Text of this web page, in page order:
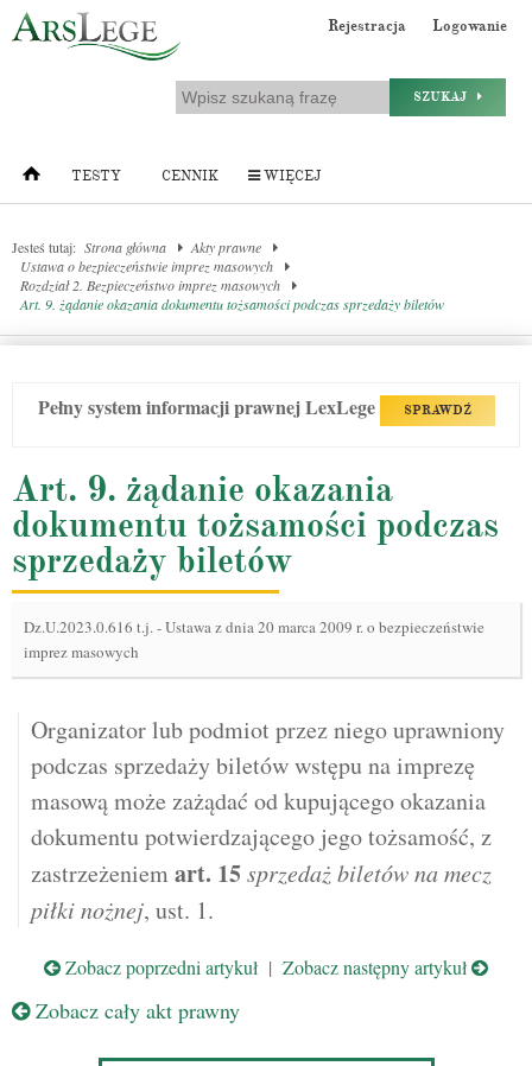
Rejestracja Logowanie
SZUKAJ
TESTY CENNIK WIĘCEJ
Jesteś tutaj: Strona główna
Akty prawne
Ustawa o bezpieczeństwie imprez masowych
Rozdział 2. Bezpieczeństwo imprez masowych
Art. 9. żądanie okazania dokumentu tożsamości podczas sprzedaży biletów
Pełny system informacji prawnej LexLege SPRAWDŹ
Art. 9. żądanie okazania
dokumentu tożsamości podczas
sprzedaży biletów
Dz.U.2023.0.616 t.j.-Ustawa z dnia 20 marca 2009 r. o bezpieczeństwie
imprez masowych
Organizator lub podmiot przez niego uprawniony
podczas sprzedaży biletów wstępu na imprezę
masową może zażądać od kupującego okazania
dokumentu potwierdzającego jego tożsamość, z
zastrzeżeniemart. 15sprzedaż biletów na mecz
piłki nożnej, ust. 1.
Zobacz poprzedni artykuł | Zobacz następny artykuł
Zobacz cały akt prawny